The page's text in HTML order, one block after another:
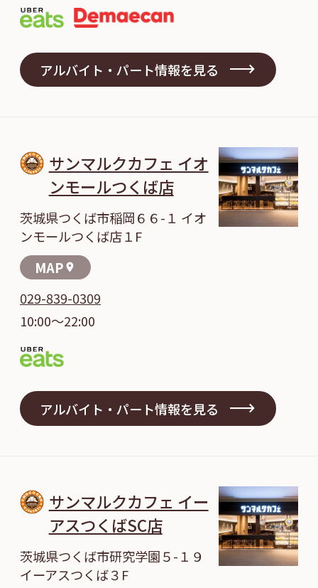
アルバイト・パート情報を見る
サンマルクカフェ イオ
ンモールつくば店
茨城県つくば市稲岡６６-１ イオ
ンモールつくば店１F
MAP location_on
029-839-0309
10:00～22:00
アルバイト・パート情報を見る
サンマルクカフェ イー
アスつくばSC店
茨城県つくば市研究学園５-１９
イーアスつくば３F